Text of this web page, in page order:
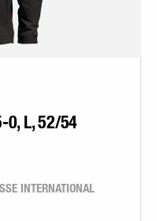
0, L, 52/54
INTERNATIONAL